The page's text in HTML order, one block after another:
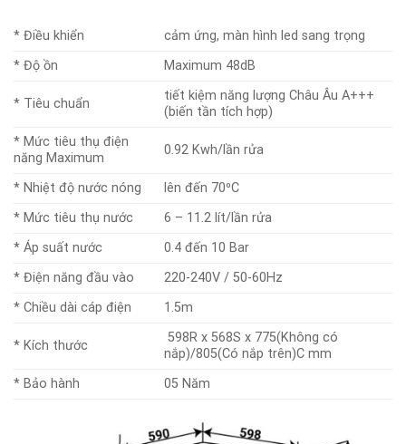
* Điều khiển
cảm ứng, màn hình led sang trọng
* Độ ồn
Maximum 48dB
* Tiêu chuẩn
tiết kiệm năng lượng Châu Âu A+++
(biến tần tích hợp)
* Mức tiêu thụ điện
năng Maximum
0.92 Kwh/lần rửa
* Nhiệt độ nước nóng
lên đến 70⁰C
* Mức tiêu thụ nước
6 – 11.2 lít/lần rửa
* Áp suất nước
0.4 đến 10 Bar
* Điện năng đầu vào
220-240V / 50-60Hz
* Chiều dài cáp điện
1.5m
* Kích thước
598R x 568S x 775(Không có
nắp)/805(Có nắp trên)C mm
* Bảo hành
05 Năm